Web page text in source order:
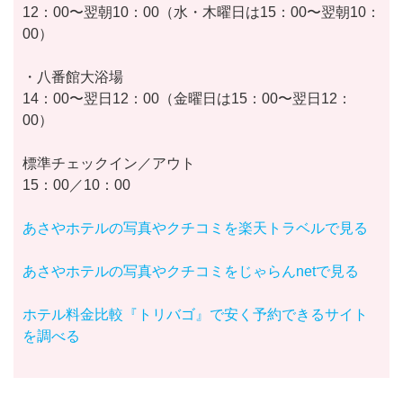
12：00〜翌朝10：00（水・木曜日は15：00〜翌朝10：
00）
・八番館大浴場
14：00〜翌日12：00（金曜日は15：00〜翌日12：
00）
標準チェックイン／アウト
15：00／10：00
あさやホテルの写真やクチコミを楽天トラベルで見る
あさやホテルの写真やクチコミをじゃらんnetで見る
ホテル料金比較『トリバゴ』で安く予約できるサイト
を調べる